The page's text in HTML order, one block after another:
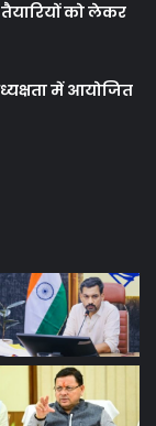
को लेकर
में आयोजित